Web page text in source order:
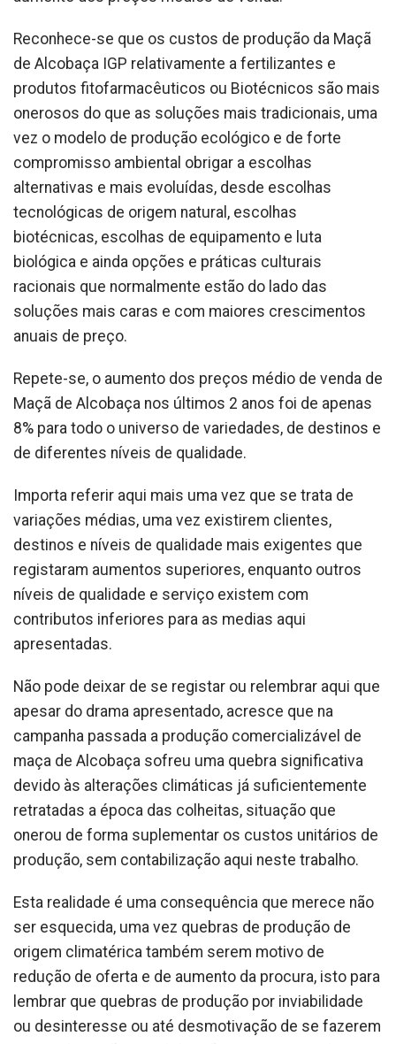
Reconhece-se que os custos de produção da Maçã
de Alcobaça IGP relativamente a fertilizantes e
produtos fitofarmacêuticos ou Biotécnicos são mais
onerosos do que as soluções mais tradicionais, uma
vez o modelo de produção ecológico e de forte
compromisso ambiental obrigar a escolhas
alternativas e mais evoluídas, desde escolhas
tecnológicas de origem natural, escolhas
biotécnicas, escolhas de equipamento e luta
biológica e ainda opções e práticas culturais
racionais que normalmente estão do lado das
soluções mais caras e com maiores crescimentos
anuais de preço.
Repete-se, o aumento dos preços médio de venda de
Maçã de Alcobaça nos últimos 2 anos foi de apenas
8% para todo o universo de variedades, de destinos e
de diferentes níveis de qualidade.
Importa referir aqui mais uma vez que se trata de
variações médias, uma vez existirem clientes,
destinos e níveis de qualidade mais exigentes que
registaram aumentos superiores, enquanto outros
níveis de qualidade e serviço existem com
contributos inferiores para as medias aqui
apresentadas.
Não pode deixar de se registar ou relembrar aqui que
apesar do drama apresentado, acresce que na
campanha passada a produção comercializável de
maça de Alcobaça sofreu uma quebra significativa
devido às alterações climáticas já suficientemente
retratadas a época das colheitas, situação que
onerou de forma suplementar os custos unitários de
produção, sem contabilização aqui neste trabalho.
Esta realidade é uma consequência que merece não
ser esquecida, uma vez quebras de produção de
origem climatérica também serem motivo de
redução de oferta e de aumento da procura, isto para
lembrar que quebras de produção por inviabilidade
ou desinteresse ou até desmotivação de se fazerem